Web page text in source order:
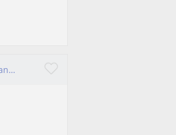
Merhaba Üniversite hazırlık sürecinde doğru çalışma programı , sınav analizi ve program takibi ile başarı bizim olabilir.